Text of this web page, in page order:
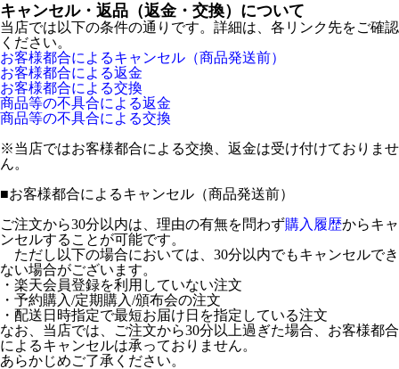
キャンセル・返品（返金・交換）について
当店では以下の条件の通りです。詳細は、各リンク先をご確認
ください。
お客様都合によるキャンセル（商品発送前）
お客様都合による返金
お客様都合による交換
商品等の不具合による返金
商品等の不具合による交換
※当店ではお客様都合による交換、返金は受け付けておりませ
ん。
■お客様都合によるキャンセル（商品発送前）
ご注文から30分以内は、理由の有無を問わず購入履歴からキャ
ンセルすることが可能です。
ただし以下の場合においては、30分以内でもキャンセルでき
ない場合がございます。
・楽天会員登録を利用していない注文
・予約購入/定期購入/頒布会の注文
・配送日時指定で最短お届け日を指定している注文
なお、当店では、ご注文から30分以上過ぎた場合、お客様都合
によるキャンセルは承っておりません。
あらかじめご了承ください。